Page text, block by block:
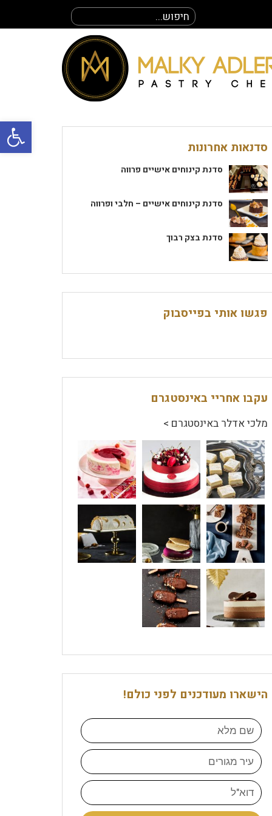
פתח
חיפוש
עבור:
סדנאות אחרונות
סדנת קינוחים אישיים פרווה
סדנת קינוחים אישיים – חלבי ופרווה
סדנת בצק רבוך
פגשו אותי בפייסבוק
עקבו אחריי באינסטגרם
מלכי אדלר באינסטגרם >
הישארו מעודכנים לפני כולם!